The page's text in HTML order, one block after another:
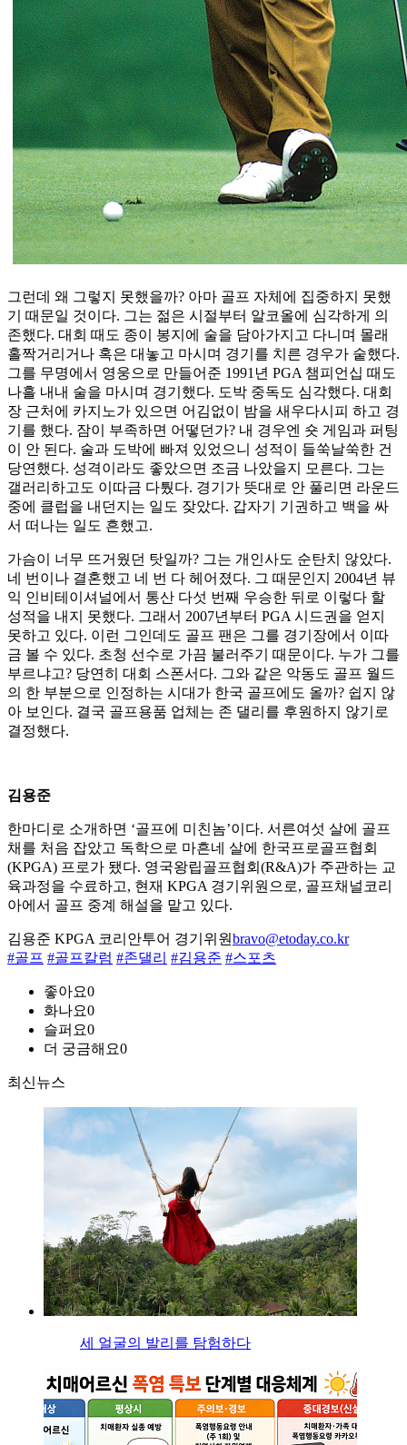
그런데 왜 그렇지 못했을까? 아마 골프 자체에 집중하지 못했
기 때문일 것이다. 그는 젊은 시절부터 알코올에 심각하게 의
존했다. 대회 때도 종이 봉지에 술을 담아가지고 다니며 몰래
홀짝거리거나 혹은 대놓고 마시며 경기를 치른 경우가 숱했다.
그를 무명에서 영웅으로 만들어준 1991년 PGA 챔피언십 때도
나흘 내내 술을 마시며 경기했다. 도박 중독도 심각했다. 대회
장 근처에 카지노가 있으면 어김없이 밤을 새우다시피 하고 경
기를 했다. 잠이 부족하면 어떻던가? 내 경우엔 숏 게임과 퍼팅
이 안 된다. 술과 도박에 빠져 있었으니 성적이 들쑥날쑥한 건
당연했다. 성격이라도 좋았으면 조금 나았을지 모른다. 그는
갤러리하고도 이따금 다퉜다. 경기가 뜻대로 안 풀리면 라운드
중에 클럽을 내던지는 일도 잦았다. 갑자기 기권하고 백을 싸
서 떠나는 일도 흔했고.
가슴이 너무 뜨거웠던 탓일까? 그는 개인사도 순탄치 않았다.
네 번이나 결혼했고 네 번 다 헤어졌다. 그 때문인지 2004년 뷰
익 인비테이셔널에서 통산 다섯 번째 우승한 뒤로 이렇다 할
성적을 내지 못했다. 그래서 2007년부터 PGA 시드권을 얻지
못하고 있다. 이런 그인데도 골프 팬은 그를 경기장에서 이따
금 볼 수 있다. 초청 선수로 가끔 불러주기 때문이다. 누가 그를
부르냐고? 당연히 대회 스폰서다. 그와 같은 악동도 골프 월드
의 한 부분으로 인정하는 시대가 한국 골프에도 올까? 쉽지 않
아 보인다. 결국 골프용품 업체는 존 댈리를 후원하지 않기로
결정했다.
김용준
한마디로 소개하면 ‘골프에 미친놈’이다. 서른여섯 살에 골프
채를 처음 잡았고 독학으로 마흔네 살에 한국프로골프협회
(KPGA) 프로가 됐다. 영국왕립골프협회(R&A)가 주관하는 교
육과정을 수료하고, 현재 KPGA 경기위원으로, 골프채널코리
아에서 골프 중계 해설을 맡고 있다.
김용준 KPGA 코리안투어 경기위원bravo@etoday.co.kr
#골프 #골프칼럼 #존댈리 #김용준 #스포츠
좋아요0
화나요0
슬퍼요0
더 궁금해요0
최신뉴스
세 얼굴의 발리를 탐험하다